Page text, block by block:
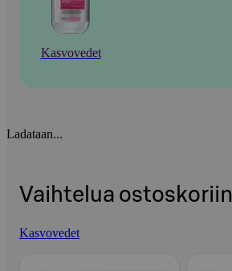
Kasvovedet
Ladataan...
Vaihtelua ostoskoriin
Kasvovedet